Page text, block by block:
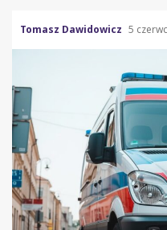
Tomasz Dawidowicz 5